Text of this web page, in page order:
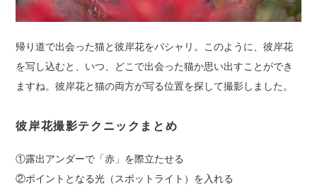
帰り道で出会った猫と彼岸花をパシャリ。このように、彼岸花
を写し込むと、いつ、どこで出会った猫か思い出すことができ
ますね。彼岸花と猫の両方が写る位置を探して撮影しました。
彼岸花撮影テクニックまとめ
①露出アンダーで「赤」を際立たせる
②ポイントとなる光（スポットライト）を入れる